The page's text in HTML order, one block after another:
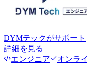
DYMテックがサポート
詳細を見る
エンジニア
オンラ